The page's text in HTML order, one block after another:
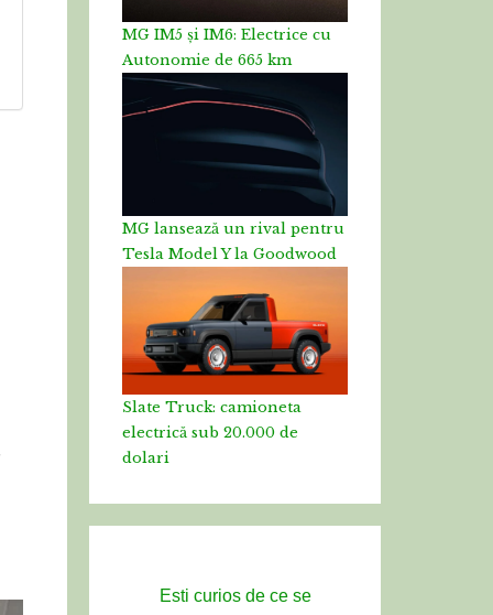
MG IM5 și IM6: Electrice cu
Autonomie de 665 km
MG lansează un rival pentru
Tesla Model Y la Goodwood
Slate Truck: camioneta
electrică sub 20.000 de
dolari
Esti curios de ce se